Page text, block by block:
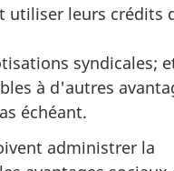
utiliser leurs crédits
syndicales;
à d'autres
échéant.
administrer la